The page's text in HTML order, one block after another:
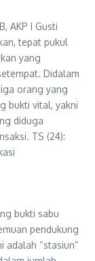
AKP I Gusti
​tepat pukul
yang
Didalam
orang yang
bukti vital, yakni
diduga
TS (24):
bukti sabu
pendukung
adalah “stasiun”